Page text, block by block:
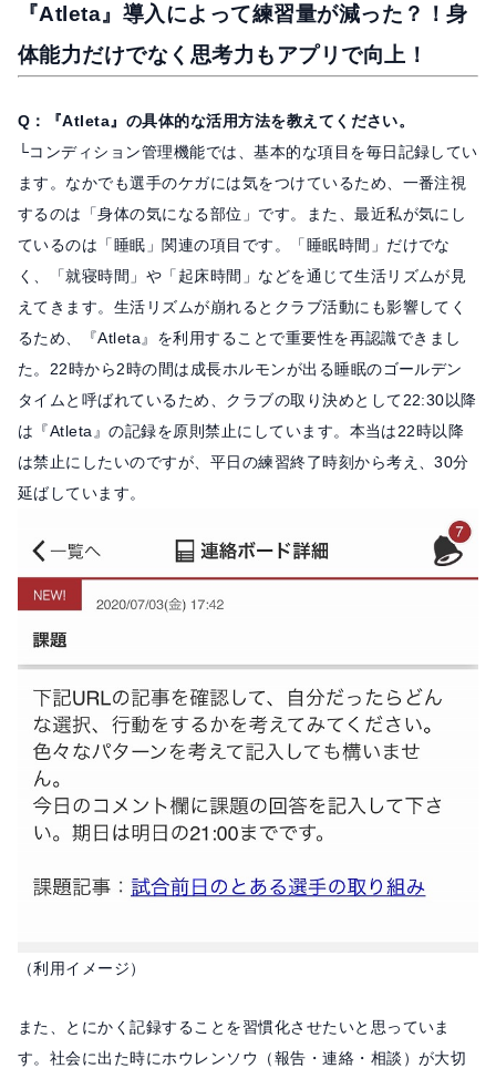
『Atleta』導入によって練習量が減った？！身
体能力だけでなく思考力もアプリで向上！
Q：『Atleta』の具体的な活用方法を教えてください。
└コンディション管理機能では、基本的な項目を毎日記録してい
ます。なかでも選手のケガには気をつけているため、一番注視
するのは「身体の気になる部位」です。また、最近私が気にし
ているのは「睡眠」関連の項目です。「睡眠時間」だけでな
く、「就寝時間」や「起床時間」などを通じて生活リズムが見
えてきます。生活リズムが崩れるとクラブ活動にも影響してく
るため、『Atleta』を利用することで重要性を再認識できまし
た。22時から2時の間は成長ホルモンが出る睡眠のゴールデン
タイムと呼ばれているため、クラブの取り決めとして22:30以降
は『Atleta』の記録を原則禁止にしています。本当は22時以降
は禁止にしたいのですが、平日の練習終了時刻から考え、30分
延ばしています。
（利用イメージ）
また、とにかく記録することを習慣化させたいと思っていま
す。社会に出た時にホウレンソウ（報告・連絡・相談）が大切